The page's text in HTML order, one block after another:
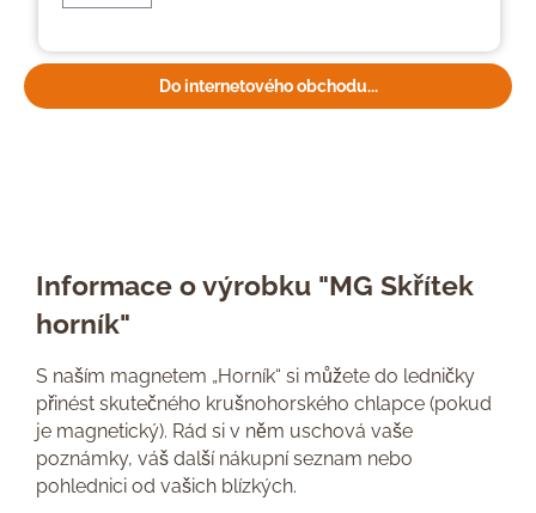
Do internetového obchodu...
Informace o výrobku "MG Skřítek
horník"
S naším magnetem „Horník“ si můžete do ledničky
přinést skutečného krušnohorského chlapce (pokud
je magnetický). Rád si v něm uschová vaše
poznámky, váš další nákupní seznam nebo
pohlednici od vašich blízkých.